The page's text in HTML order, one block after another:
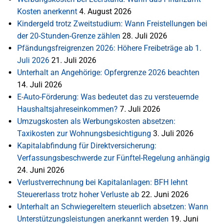
Kosten anerkennt 4. August 2026
Kindergeld trotz Zweitstudium: Wann Freistellungen bei
der 20-Stunden-Grenze zählen 28. Juli 2026
Pfändungsfreigrenzen 2026: Höhere Freibeträge ab 1.
Juli 2026 21. Juli 2026
Unterhalt an Angehörige: Opfergrenze 2026 beachten
14. Juli 2026
E-Auto-Förderung: Was bedeutet das zu versteuernde
Haushaltsjahreseinkommen? 7. Juli 2026
Umzugskosten als Werbungskosten absetzen:
Taxikosten zur Wohnungsbesichtigung 3. Juli 2026
Kapitalabfindung für Direktversicherung:
Verfassungsbeschwerde zur Fünftel-Regelung anhängig
24. Juni 2026
Verlustverrechnung bei Kapitalanlagen: BFH lehnt
Steuererlass trotz hoher Verluste ab 22. Juni 2026
Unterhalt an Schwiegereltern steuerlich absetzen: Wann
Unterstützungsleistungen anerkannt werden 19. Juni